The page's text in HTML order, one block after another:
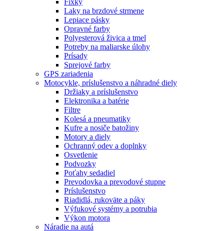
Laky na brzdové strmene
Lepiace pásky
Opravné farby
Polyesterová živica a tmel
Potreby na maliarske úlohy
Prísady
Sprejové farby
GPS zariadenia
Motocykle, príslušenstvo a náhradné diely
Držiaky a príslušenstvo
Elektronika a batérie
Filtre
Kolesá a pneumatiky
Kufre a nosiče batožiny
Motory a diely
Ochranný odev a doplnky
Osvetlenie
Podvozky
Poťahy sedadiel
Prevodovka a prevodové stupne
Príslušenstvo
Riadidlá, rukoväte a páky
Výfukové systémy a potrubia
Výkon motora
Náradie na autá